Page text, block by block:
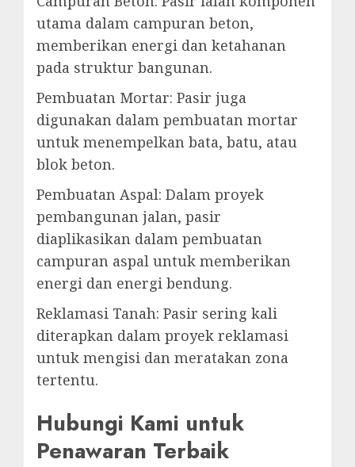
utama dalam campuran beton,
memberikan energi dan ketahanan
pada struktur bangunan.
Pembuatan Mortar: Pasir juga
digunakan dalam pembuatan mortar
untuk menempelkan bata, batu, atau
blok beton.
Pembuatan Aspal: Dalam proyek
pembangunan jalan, pasir
diaplikasikan dalam pembuatan
campuran aspal untuk memberikan
energi dan energi bendung.
Reklamasi Tanah: Pasir sering kali
diterapkan dalam proyek reklamasi
untuk mengisi dan meratakan zona
tertentu.
Hubungi Kami untuk
Penawaran Terbaik